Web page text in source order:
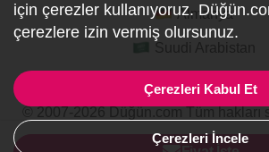
Almanya
Özel Etkinlik Online
ref:PI1-1-1115
için çerezler kullanıyoruz.
çerezlere izin vermiş olursunuz.
Çerezleri Kabul Et
Çerezleri İncele